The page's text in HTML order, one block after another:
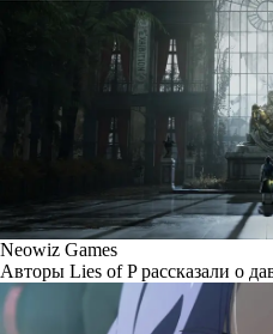
Neowiz Games
Авторы Lies of P рассказали о